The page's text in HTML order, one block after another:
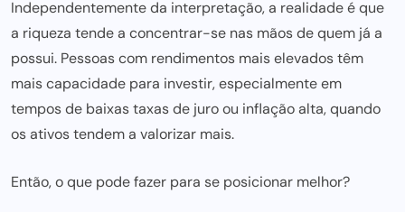
Independentemente da interpretação, a realidade é que
a riqueza tende a concentrar-se nas mãos de quem já a
possui. Pessoas com rendimentos mais elevados têm
mais capacidade para investir, especialmente em
tempos de baixas taxas de juro ou inflação alta, quando
os ativos tendem a valorizar mais.
Então, o que pode fazer para se posicionar melhor?